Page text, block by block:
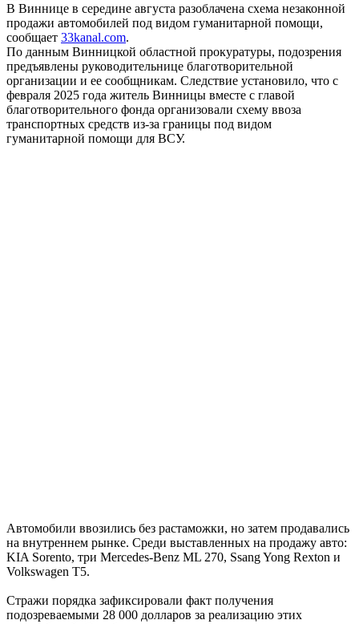
В Виннице в середине августа разоблачена схема незаконной
продажи автомобилей под видом гуманитарной помощи,
сообщает 33kanal.com.
По данным Винницкой областной прокуратуры, подозрения
предъявлены руководительнице благотворительной
организации и ее сообщникам. Следствие установило, что с
февраля 2025 года житель Винницы вместе с главой
благотворительного фонда организовали схему ввоза
транспортных средств из-за границы под видом
гуманитарной помощи для ВСУ.
Автомобили ввозились без растаможки, но затем продавались
на внутреннем рынке. Среди выставленных на продажу авто:
KIA Sorento, три Mercedes-Benz ML 270, Ssang Yong Rexton и
Volkswagen T5.
Стражи порядка зафиксировали факт получения
подозреваемыми 28 000 долларов за реализацию этих